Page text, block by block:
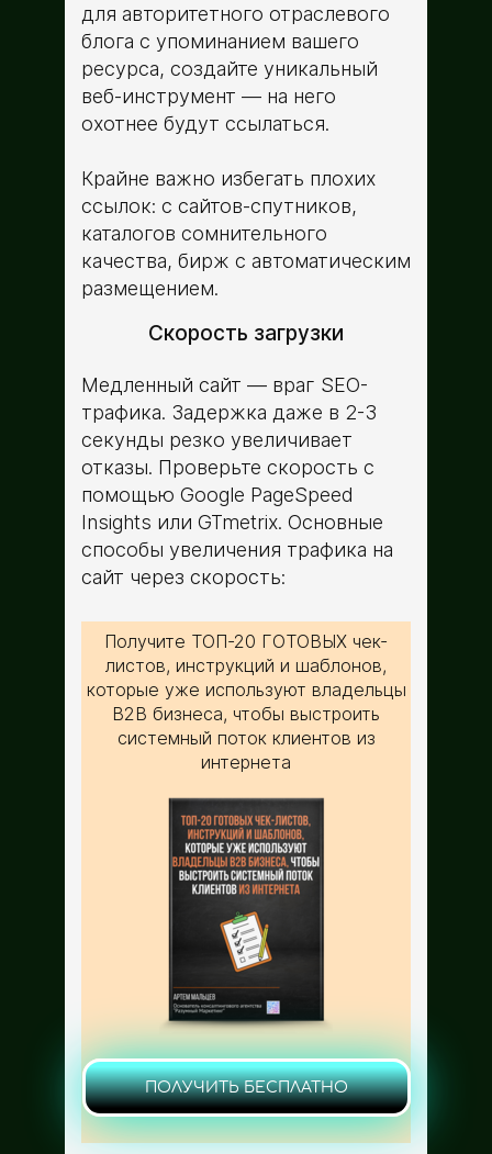
для авторитетного отраслевого
блога с упоминанием вашего
ресурса, создайте уникальный
веб-инструмент — на него
охотнее будут ссылаться.
Крайне важно избегать плохих
ссылок: с сайтов-спутников,
каталогов сомнительного
качества, бирж с автоматическим
размещением.
Скорость загрузки
Медленный сайт — враг SEO-
трафика. Задержка даже в 2-3
секунды резко увеличивает
отказы. Проверьте скорость с
помощью Google PageSpeed
Insights или GTmetrix. Основные
способы увеличения трафика на
сайт через скорость:
Получите ТОП-20 ГОТОВЫХ чек-
листов, инструкций и шаблонов,
которые уже используют владельцы
B2B бизнеса, чтобы выстроить
системный поток клиентов из
интернета
ПОЛУЧИТЬ БЕСПЛАТНО